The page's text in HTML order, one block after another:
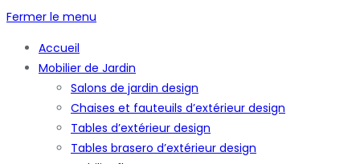
Fermer le menu
Accueil
Mobilier de Jardin
Salons de jardin design
Chaises et fauteuils d’extérieur design
Tables d’extérieur design
Tables brasero d’extérieur design